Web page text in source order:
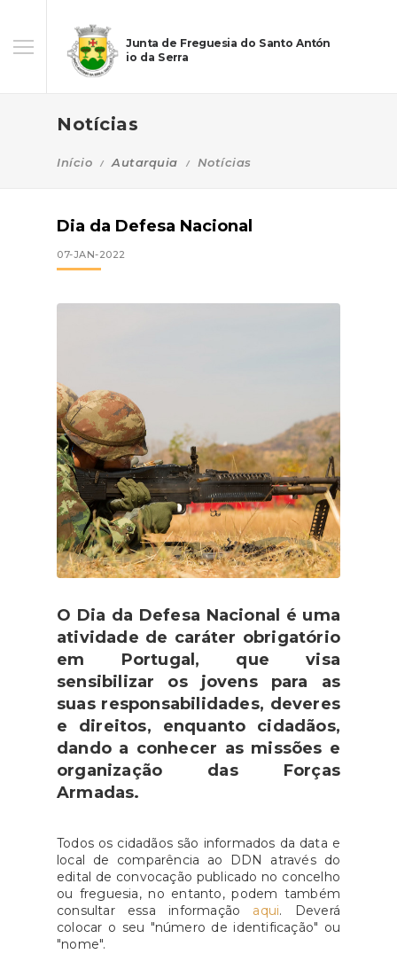
Junta de Freguesia do Santo Antón
io da Serra
Notícias
Início Autarquia Notícias
Dia da Defesa Nacional
07-JAN-2022
O Dia da Defesa Nacional é uma
atividade de caráter obrigatório
em Portugal, que visa
sensibilizar os jovens para as
suas responsabilidades, deveres
e direitos, enquanto cidadãos,
dando a conhecer as missões e
organização das Forças
Armadas.
Todos os cidadãos são informados da data e
local de comparência ao DDN através do
edital de convocação publicado no concelho
ou freguesia, no entanto, podem também
consultar essa informação aqui. Deverá
colocar o seu "número de identificação" ou
"nome".